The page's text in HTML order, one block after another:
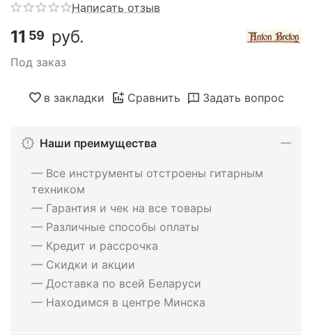
Написать отзыв
11 59 руб.
Под заказ
в закладки Сравнить Задать вопрос
Наши преимущества
— Все инструменты отстроены гитарным
техником
— Гарантия и чек на все товары
— Различные способы оплаты
— Кредит и рассрочка
— Скидки и акции
— Доставка по всей Беларуси
— Находимся в центре Минска